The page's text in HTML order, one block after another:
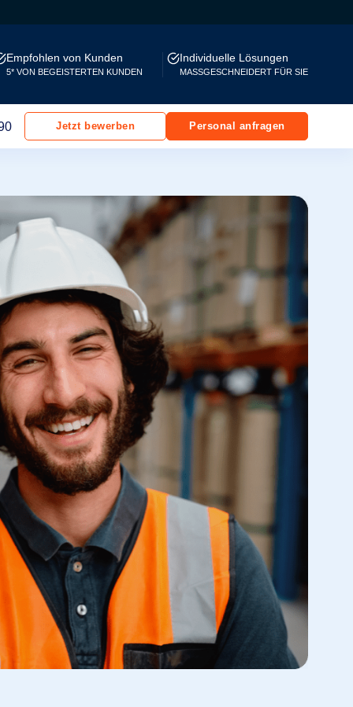
Empfohlen von Kunden
5* VON BEGEISTERTEN KUNDEN
Individuelle Lösungen
MASSGESCHNEIDERT FÜR SIE
Jetzt bewerben Personal anfragen